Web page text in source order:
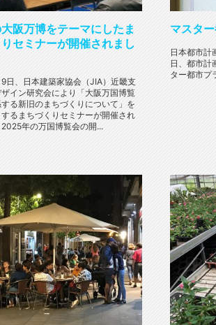
阪万博をテーマにしたま
セミナーが開催されまし
9日、日本建築家協会（JIA）近畿支
イン研究会により「大阪万国博覧
る新旧のまちづくりについて」を
るまちづくりセミナーが開催され
2025年の万国博覧会の開...
マスタ
日本都市計
日、都市計
ター都市プ